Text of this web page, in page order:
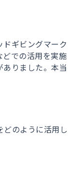
ギビングマーク
での活用を実施
りました。本当
のように活用し